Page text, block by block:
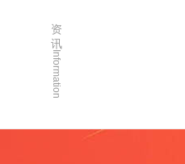
资
讯
Information